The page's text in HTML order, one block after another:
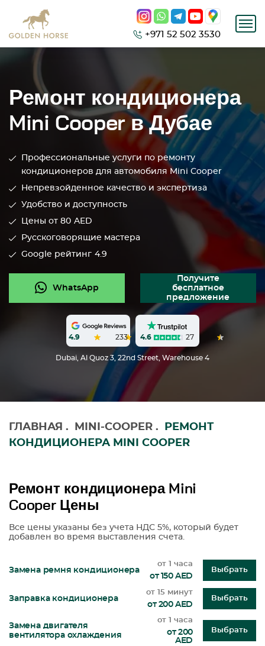
+971 52 502 3530
Ремонт кондиционера
Mini Cooper в Дубае
Профессиональные услуги по ремонту
кондиционеров для автомобиля Mini Cooper
Непревзойденное качество и экспертиза
Удобство и доступность
Цены от 80 AED
Русскоговорящие мастера
Google рейтинг 4.9
WhatsApp
Получите
бесплатное
предложение
4.9 233 4.6 27
Dubai, Al Quoz 3, 22nd Street, Warehouse 4
ГЛАВНАЯ . MINI-COOPER .
РЕМОНТ
КОНДИЦИОНЕРА MINI COOPER
Ремонт кондиционера Mini
Cooper Цены
Все цены указаны без учета НДС 5%, который будет
добавлен во время выставления счета.
Замена ремня кондиционера
от 1 часа
от 150 AED
Выбрать
Заправка кондиционера
от 15 минут
от 200 AED
Выбрать
Замена двигателя
вентилятора охлаждения
от 1 часа
от 200
AED
Выбрать